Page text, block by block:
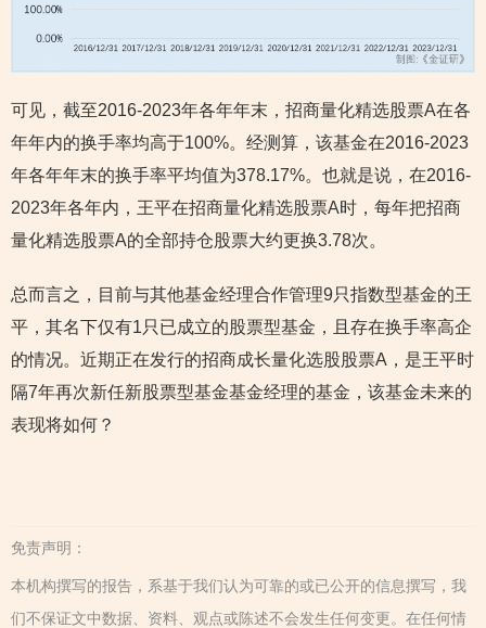
可见，截至2016-2023年各年年末，招商量化精选股票A在各
年年内的换手率均高于100%。经测算，该基金在2016-2023
年各年年末的换手率平均值为378.17%。也就是说，在2016-
2023年各年内，王平在招商量化精选股票A时，每年把招商
量化精选股票A的全部持仓股票大约更换3.78次。
总而言之，目前与其他基金经理合作管理9只指数型基金的王
平，其名下仅有1只已成立的股票型基金，且存在换手率高企
的情况。近期正在发行的招商成长量化选股股票A，是王平时
隔7年再次新任新股票型基金基金经理的基金，该基金未来的
表现将如何？
免责声明：
本机构撰写的报告，系基于我们认为可靠的或已公开的信息撰写，我
们不保证文中数据、资料、观点或陈述不会发生任何变更。在任何情